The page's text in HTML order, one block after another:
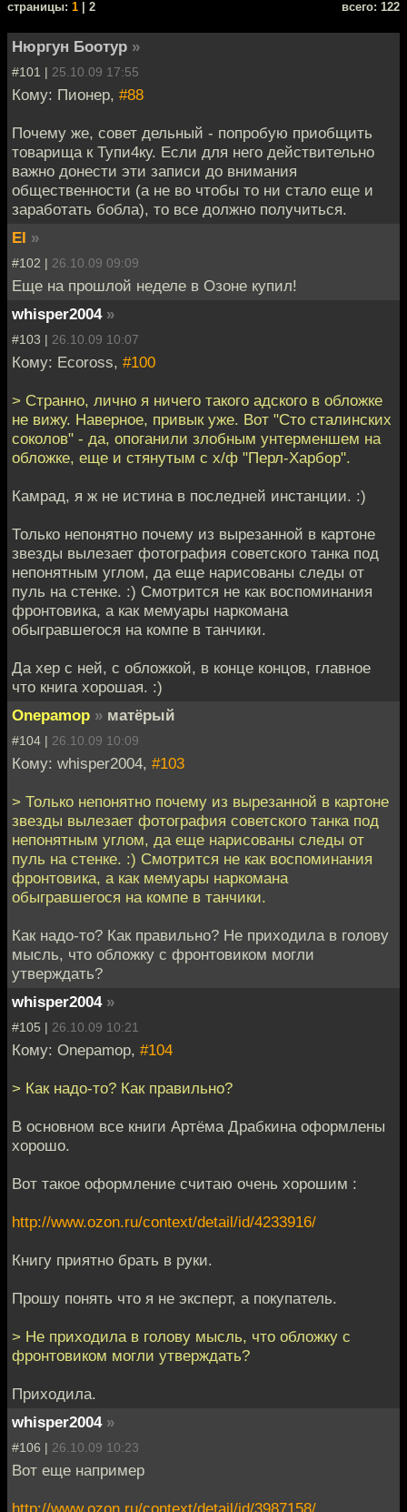
cтраницы: 1 | 2 всего: 122
Нюргун Боотур »
#101 | 25.10.09 17:55
Кому: Пионер, #88
Почему же, совет дельный - попробую приобщить
товарища к Тупи4ку. Если для него действительно
важно донести эти записи до внимания
общественности (а не во чтобы то ни стало еще и
заработать бобла), то все должно получиться.
EI »
#102 | 26.10.09 09:09
Еще на прошлой неделе в Озоне купил!
whisper2004 »
#103 | 26.10.09 10:07
Кому: Ecoross, #100
> Странно, лично я ничего такого адского в обложке
не вижу. Наверное, привык уже. Вот "Сто сталинских
соколов" - да, опоганили злобным унтерменшем на
обложке, еще и стянутым с х/ф "Перл-Харбор".
Камрад, я ж не истина в последней инстанции. :)
Только непонятно почему из вырезанной в картоне
звезды вылезает фотография советского танка под
непонятным углом, да еще нарисованы следы от
пуль на стенке. :) Смотрится не как воспоминания
фронтовика, а как мемуары наркомана
обыгравшегося на компе в танчики.
Да хер с ней, с обложкой, в конце концов, главное
что книга хорошая. :)
Onepamop » матёрый
#104 | 26.10.09 10:09
Кому: whisper2004, #103
> Только непонятно почему из вырезанной в картоне
звезды вылезает фотография советского танка под
непонятным углом, да еще нарисованы следы от
пуль на стенке. :) Смотрится не как воспоминания
фронтовика, а как мемуары наркомана
обыгравшегося на компе в танчики.
Как надо-то? Как правильно? Не приходила в голову
мысль, что обложку с фронтовиком могли
утверждать?
whisper2004 »
#105 | 26.10.09 10:21
Кому: Onepamop, #104
> Как надо-то? Как правильно?
В основном все книги Артёма Драбкина оформлены
хорошо.
Вот такое оформление считаю очень хорошим :
http://www.ozon.ru/context/detail/id/4233916/
Книгу приятно брать в руки.
Прошу понять что я не эксперт, а покупатель.
> Не приходила в голову мысль, что обложку с
фронтовиком могли утверждать?
Приходила.
whisper2004 »
#106 | 26.10.09 10:23
Вот еще например